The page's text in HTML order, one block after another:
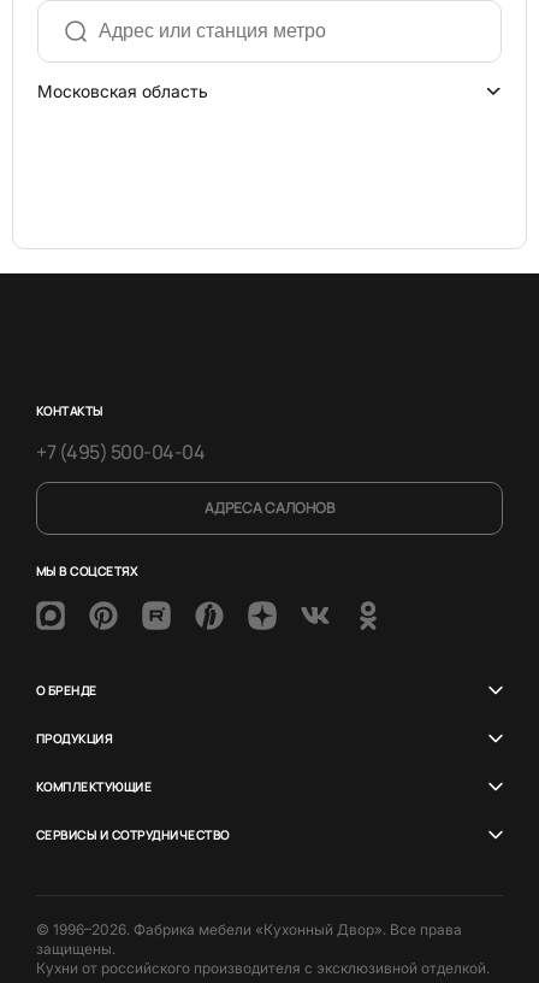
Московская область
КОНТАКТЫ
+7 (495) 500-04-04
АДРЕСА САЛОНОВ
МЫ В СОЦСЕТЯХ
О БРЕНДЕ
ПРОДУКЦИЯ
КОМПЛЕКТУЮЩИЕ
СЕРВИСЫ И СОТРУДНИЧЕСТВО
© 1996–2026. Фабрика мебели «Кухонный Двор». Все права
защищены.
Кухни от российского производителя с эксклюзивной отделкой.